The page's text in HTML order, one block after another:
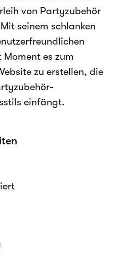
von Partyzubehör
seinem schlanken
es zum
zu erstellen, die
einfängt.